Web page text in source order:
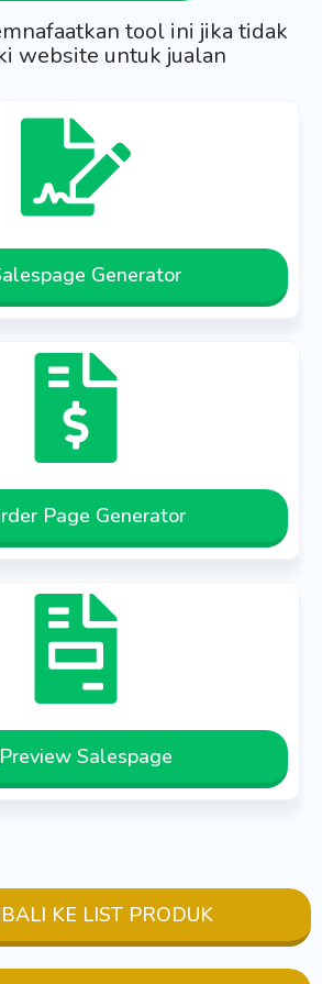
tool ini jika tidak
website untuk jualan
Generator
Page Generator
Preview Salespage
KE LIST PRODUK